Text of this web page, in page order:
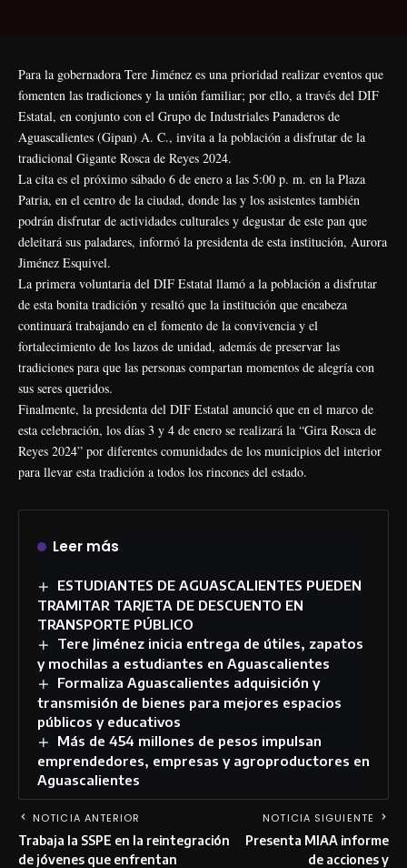
Para la gobernadora Tere Jiménez es una prioridad realizar eventos que
fomenten las tradiciones y la unión familiar; por ello, a través del DIF
Estatal, en conjunto con el Grupo de Industriales Panaderos de
Aguascalientes (Gipan) A. C., invita a la población a disfrutar de la
tradicional Gigante Rosca de Reyes 2024.
La cita es el próximo sábado 6 de enero a las 5:00 p. m. en la Plaza
Patria, en el centro de la ciudad, donde las y los asistentes también
podrán disfrutar de actividades culturales y degustar de este pan que
deleitará sus paladares, informó la presidenta de esta institución, Aurora
Jiménez Esquivel.
La primera voluntaria del DIF Estatal llamó a la población a disfrutar
de esta bonita tradición y resaltó que la institución que encabeza
continuará trabajando en el fomento de la convivencia y el
fortalecimiento de los lazos de unidad, además de preservar las
tradiciones para que las personas compartan momentos de alegría con
sus seres queridos.
Finalmente, la presidenta del DIF Estatal anunció que en el marco de
esta celebración, los días 3 y 4 de enero se realizará la “Gira Rosca de
Reyes 2024” por diferentes comunidades de los municipios del interior
para llevar esta tradición a todos los rincones del estado.
Leer más
ESTUDIANTES DE AGUASCALIENTES PUEDEN
TRAMITAR TARJETA DE DESCUENTO EN
TRANSPORTE PÚBLICO
Tere Jiménez inicia entrega de útiles, zapatos
y mochilas a estudiantes en Aguascalientes
Formaliza Aguascalientes adquisición y
transmisión de bienes para mejores espacios
públicos y educativos
Más de 454 millones de pesos impulsan
emprendedores, empresas y agroproductores en
Aguascalientes
NOTICIA ANTERIOR
Trabaja la SSPE en la reintegración
de jóvenes que enfrentan
NOTICIA SIGUIENTE
Presenta MIAA informe
de acciones y